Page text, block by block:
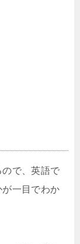
で、英語で
一目でわか